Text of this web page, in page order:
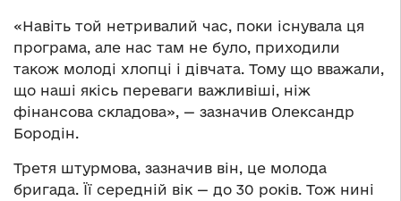
«Навіть той нетривалий час, поки існувала ця
програма, але нас там не було, приходили
також молоді хлопці і дівчата. Тому що вважали,
що наші якісь переваги важливіші, ніж
фінансова складова», — зазначив Олександр
Бородін.
Третя штурмова, зазначив він, це молода
бригада. Її середній вік — до 30 років. Тож нині